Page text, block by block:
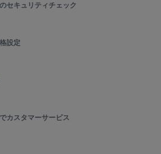
セキュリティチェック
設定
カスタマーサービス